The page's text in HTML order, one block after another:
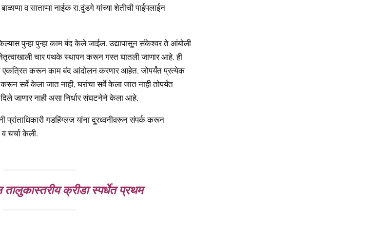
व साताप्पा नाईक रा.दुंडगे यांच्या शेतीची पाईपलाईन
पुन्हा पुन्हा काम बंद केले जाईल. उद्यापासून संकेश्वर ते आंबोली
नेतृत्वाखाली चार पथके स्थापन करून गस्त घातली जाणार आहे. ही
एकत्रित करून काम बंद आंदोलन करणार आहेत. जोपर्यंत प्रत्येक
सर्वे केला जात नाही, घरांचा सर्वे केला जात नाही तोपर्यंत
जाणार नाही असा निर्धार संघटनेने केला आहे.
प्रांताधिकारी गडहिंग्लज यांना दूरध्वनीवरून संपर्क करून
चर्चा केली.
क्रीडा स्पर्धेत प्रथम